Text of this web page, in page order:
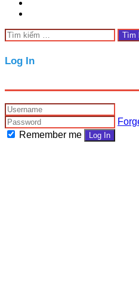
Tìm
kiếm
cho:
Close
Log In
Remember me
Log In